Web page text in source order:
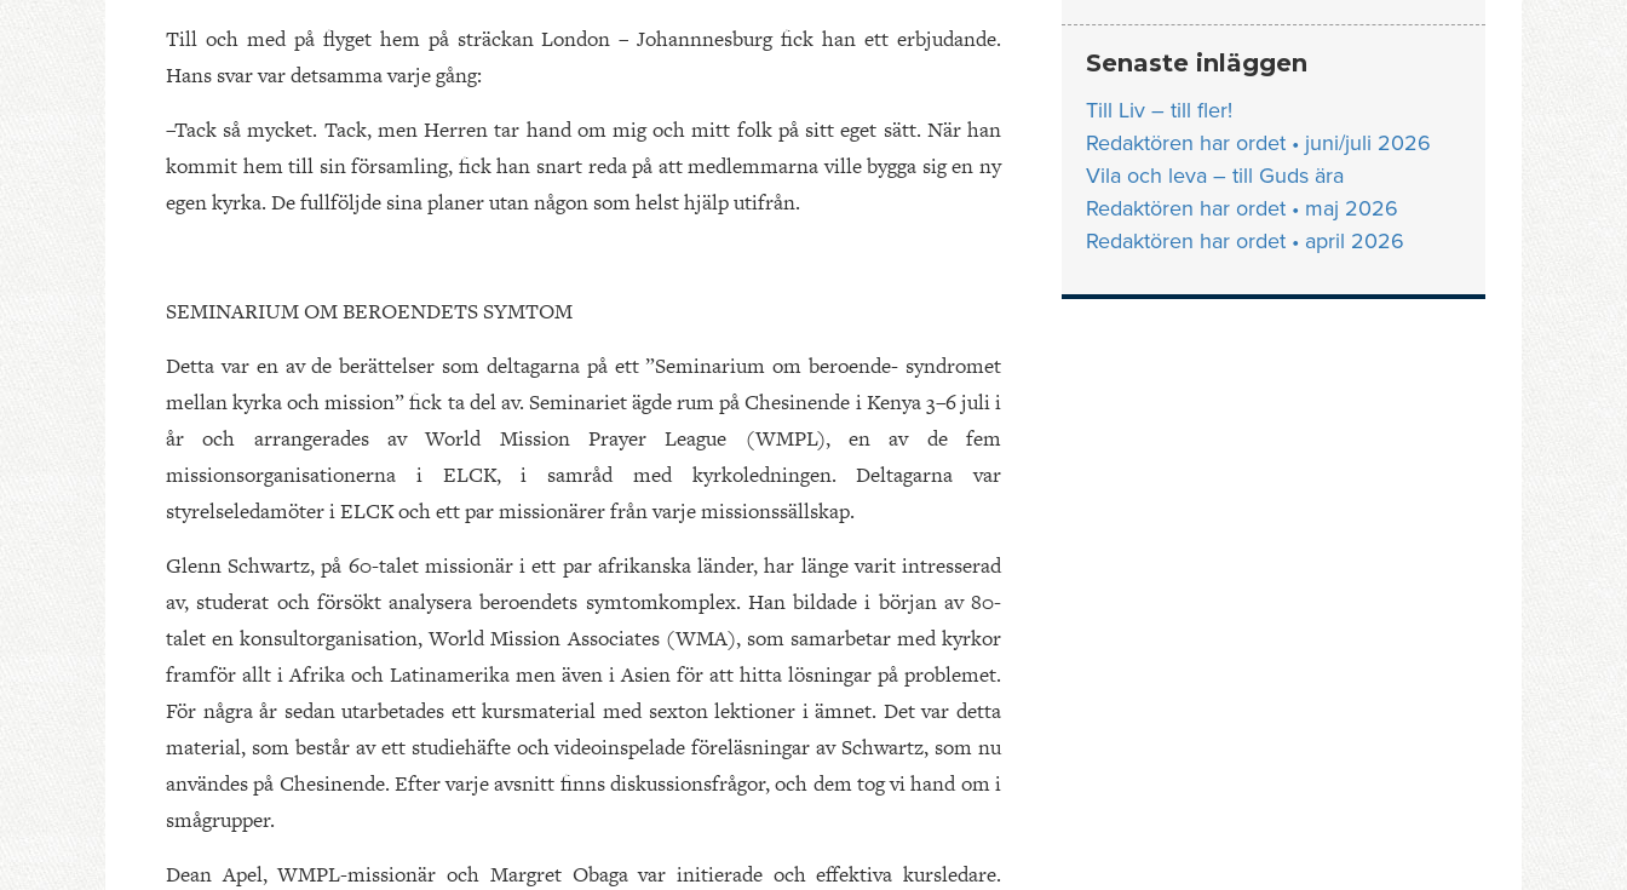
Till och med på flyget hem på sträckan London – Johannnesburg fick han ett erbjudande.
Hans svar var detsamma varje gång:
–Tack så mycket. Tack, men Herren tar hand om mig och mitt folk på sitt eget sätt. När han
kommit hem till sin församling, fick han snart reda på att medlemmarna ville bygga sig en ny
egen kyrka. De fullföljde sina planer utan någon som helst hjälp utifrån.
SEMINARIUM OM BEROENDETS SYMTOM
Detta var en av de berättelser som deltagarna på ett ”Seminarium om beroende- syndromet
mellan kyrka och mission” fick ta del av. Seminariet ägde rum på Chesinende i Kenya 3–6 juli i
år och arrangerades av World Mission Prayer League (WMPL), en av de fem
missionsorganisationerna i ELCK, i samråd med kyrkoledningen. Deltagarna var
styrelseledamöter i ELCK och ett par missionärer från varje missionssällskap.
Glenn Schwartz, på 60-talet missionär i ett par afrikanska länder, har länge varit intresserad
av, studerat och försökt analysera beroendets symtomkomplex. Han bildade i början av 80-
talet en konsultorganisation, World Mission Associates (WMA), som samarbetar med kyrkor
framför allt i Afrika och Latinamerika men även i Asien för att hitta lösningar på problemet.
För några år sedan utarbetades ett kursmaterial med sexton lektioner i ämnet. Det var detta
material, som består av ett studiehäfte och videoinspelade föreläsningar av Schwartz, som nu
användes på Chesinende. Efter varje avsnitt finns diskussionsfrågor, och dem tog vi hand om i
smågrupper.
Dean Apel, WMPL-missionär och Margret Obaga var initierade och effektiva kursledare.
Senaste inläggen
Till Liv – till fler!
Redaktören har ordet • juni/juli 2026
Vila och leva – till Guds ära
Redaktören har ordet • maj 2026
Redaktören har ordet • april 2026